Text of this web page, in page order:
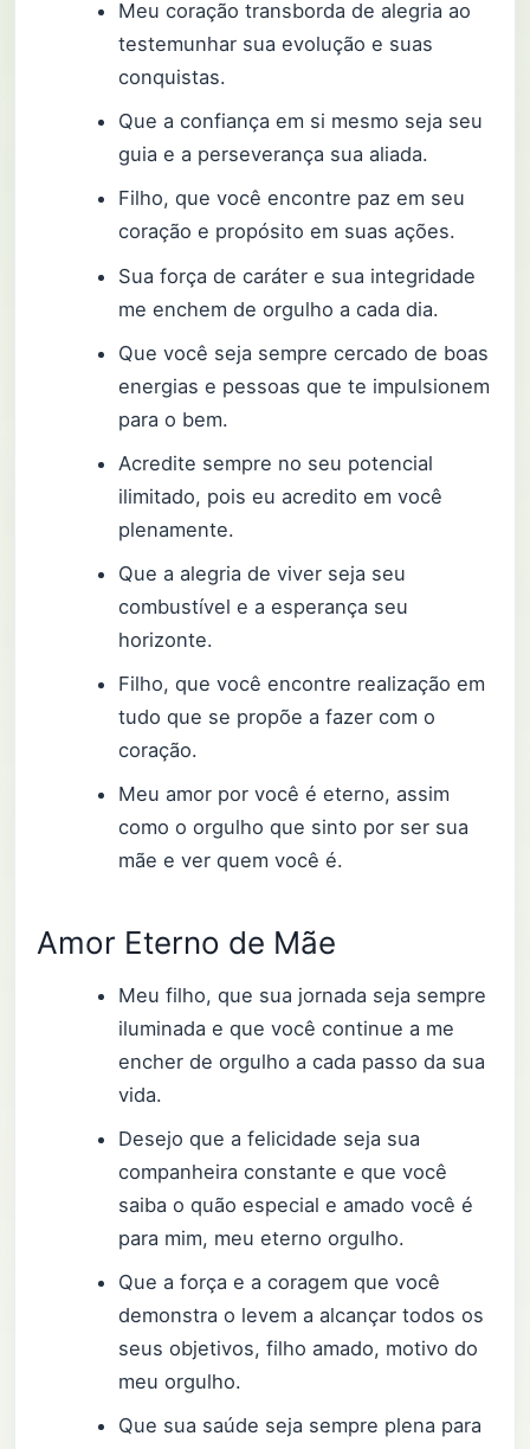
Meu coração transborda de alegria ao
testemunhar sua evolução e suas
conquistas.
Que a confiança em si mesmo seja seu
guia e a perseverança sua aliada.
Filho, que você encontre paz em seu
coração e propósito em suas ações.
Sua força de caráter e sua integridade
me enchem de orgulho a cada dia.
Que você seja sempre cercado de boas
energias e pessoas que te impulsionem
para o bem.
Acredite sempre no seu potencial
ilimitado, pois eu acredito em você
plenamente.
Que a alegria de viver seja seu
combustível e a esperança seu
horizonte.
Filho, que você encontre realização em
tudo que se propõe a fazer com o
coração.
Meu amor por você é eterno, assim
como o orgulho que sinto por ser sua
mãe e ver quem você é.
Amor Eterno de Mãe
Meu filho, que sua jornada seja sempre
iluminada e que você continue a me
encher de orgulho a cada passo da sua
vida.
Desejo que a felicidade seja sua
companheira constante e que você
saiba o quão especial e amado você é
para mim, meu eterno orgulho.
Que a força e a coragem que você
demonstra o levem a alcançar todos os
seus objetivos, filho amado, motivo do
meu orgulho.
Que sua saúde seja sempre plena para